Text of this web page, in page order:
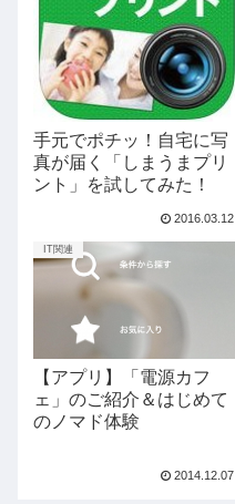
手元でポチッ！自宅に写
真が届く「しまうまプリ
ント」を試してみた！
2016.03.12
IT関連
【アプリ】「電源カフ
ェ」のご紹介＆はじめて
のノマド体験
2014.12.07